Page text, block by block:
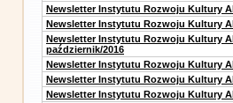
Newsletter Instytutu Rozwoju Kultury
Newsletter Instytutu Rozwoju Kultury
Newsletter Instytutu Rozwoju Kultury
październik/2016
Newsletter Instytutu Rozwoju Kultury
Newsletter Instytutu Rozwoju Kultury
Newsletter Instytutu Rozwoju Kultury